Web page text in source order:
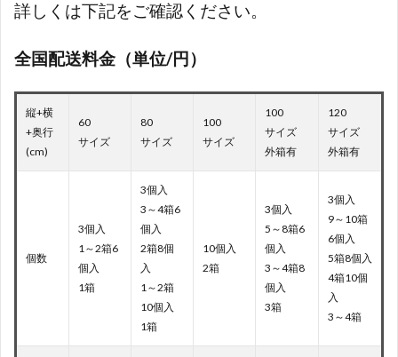
詳しくは下記をご確認ください。
全国配送料金（単位/円）
縦+横
+奥行
(cm)
60
サイズ
80
サイズ
100
サイズ
100
サイズ
外箱有
120
サイズ
外箱有
個数
3個入
1～2箱6
個入
1箱
3個入
3～4箱6
個入
2箱8個
入
1～2箱
10個入
1箱
10個入
2箱
3個入
5～8箱6
個入
3～4箱8
個入
3箱
3個入
9～10箱
6個入
5箱8個入
4箱10個
入
3～4箱